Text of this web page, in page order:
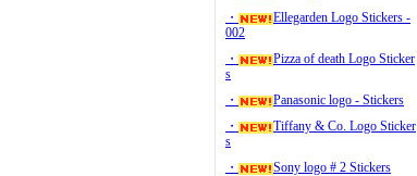
・
Ellegarden Logo Stickers -
002
・
Pizza of death Logo Sticker
s
・
Panasonic logo - Stickers
・
Tiffany & Co. Logo Sticker
s
・
Sony logo # 2 Stickers